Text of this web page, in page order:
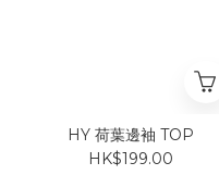
HY 荷葉邊袖 TOP
HK$199.00